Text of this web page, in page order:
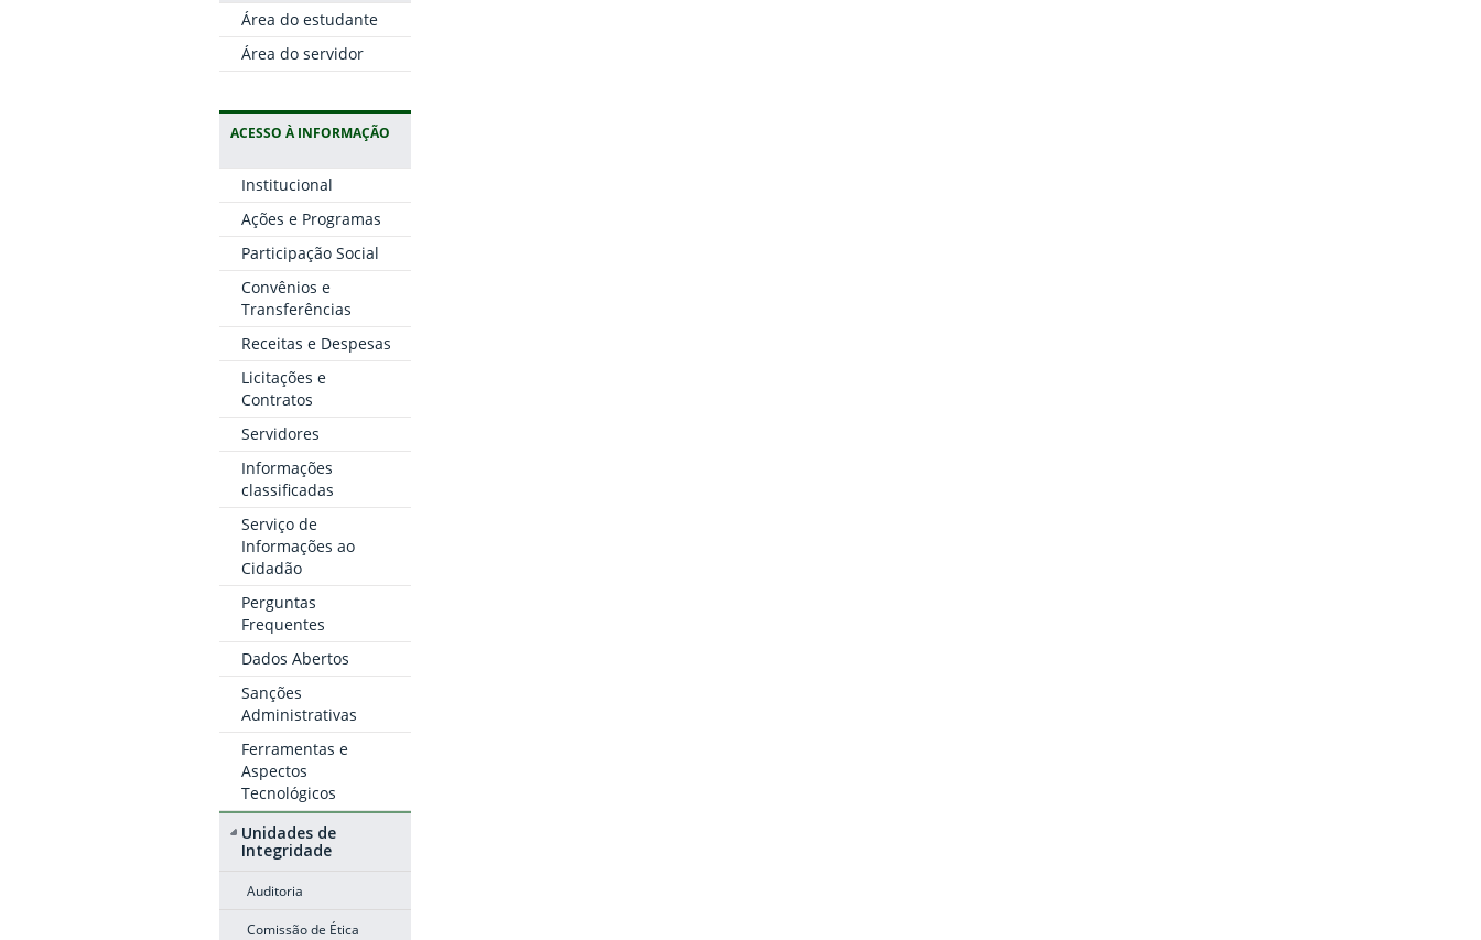
Área do estudante
Área do servidor
ACESSO À INFORMAÇÃO
Institucional
Ações e Programas
Participação Social
Convênios e
Transferências
Receitas e Despesas
Licitações e
Contratos
Servidores
Informações
classificadas
Serviço de
Informações ao
Cidadão
Perguntas
Frequentes
Dados Abertos
Sanções
Administrativas
Ferramentas e
Aspectos
Tecnológicos
Unidades de
Integridade
Auditoria
Comissão de Ética